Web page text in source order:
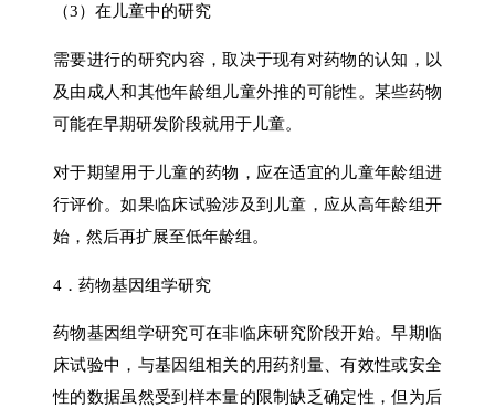
（3）在儿童中的研究
需要进行的研究内容，取决于现有对药物的认知，以
及由成人和其他年龄组儿童外推的可能性。某些药物
可能在早期研发阶段就用于儿童。
对于期望用于儿童的药物，应在适宜的儿童年龄组进
行评价。如果临床试验涉及到儿童，应从高年龄组开
始，然后再扩展至低年龄组。
4．药物基因组学研究
药物基因组学研究可在非临床研究阶段开始。早期临
床试验中，与基因组相关的用药剂量、有效性或安全
性的数据虽然受到样本量的限制缺乏确定性，但为后